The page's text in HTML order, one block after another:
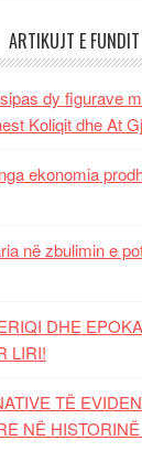
ARTIKUJT E FUNDIT
dy figurave
Koliqit dhe At
ekonomia
në zbulimin e
DHE
LIRI!
TË
NË